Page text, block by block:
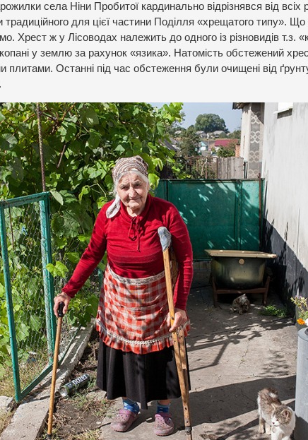
села Ніни Пробитої кардинально відрізнявся від
традиційного для цієї частини Поділля «хрещатого типу».
Хрест ж у Лісоводах належить до одного із різновидів т.з.
у землю за рахунок «язика». Натомість обстежений
Останні під час обстеження були очищені від